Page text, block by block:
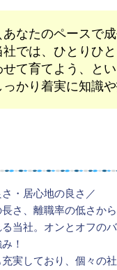
あなたのペースで
社では、ひとりひ
せて育てよう、と
っかり着実に知識
・居心地の良さ／
さ、離職率の低さか
当社。オンとオフの
！
実しており、個々の